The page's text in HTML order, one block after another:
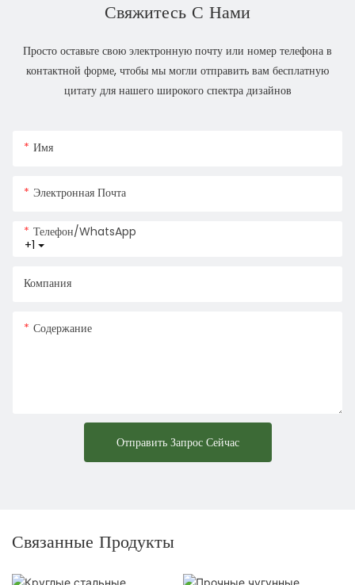
Свяжитесь С Нами
Просто оставьте свою электронную почту или номер телефона в
контактной форме, чтобы мы могли отправить вам бесплатную
цитату для нашего широкого спектра дизайнов
Имя
Электронная Почта
+1
Телефон/WhatsApp
Компания
Содержание
Отправить Запрос Сейчас
Связанные Продукты